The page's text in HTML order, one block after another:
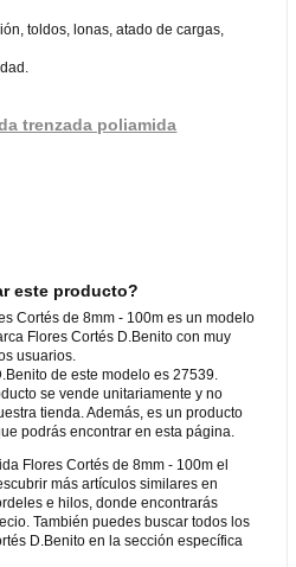
toldos, lonas, atado de cargas,
trenzada poliamida
este producto?
Cortés de 8mm - 100m es un modelo
Flores Cortés D.Benito con muy
usuarios.
de este modelo es 27539.
se vende unitariamente y no
tienda. Además, es un producto
podrás encontrar en esta página.
Flores Cortés de 8mm - 100m el
más artículos similares en
e hilos, donde encontrarás
También puedes buscar todos los
D.Benito en la sección específica